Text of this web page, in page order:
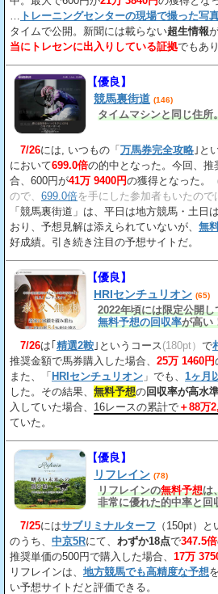
トレーニングセンターの現場で撮った写
タイムで公開。新聞には載らない超生情報
当にトレセンに出入りしている証拠でもあ
【優良】
競馬裏街道 (146)
タイムマシンと同じ住所
7/26には, いつもの「万馬券完全攻略 ｣と
において699.0倍の的中となった。今回、
合、600円が41万 9400円の獲得となった。
ので、 699.0倍を手にした参加者もいたので
「競馬裏街道」は、平日は地方競馬・土日
おり、予想見解は添えられていないが、 無
好成績。引き続き注目の予想サイトだ。
【優良】
HRIセンチュリオン (65)
2022年頃には限定公開
無料予想の回収率が高い
7/26は｢精選2鞍 ｣というコース (180pt） で
推奨金額で馬券購入した場合、 25万 1460円
また、「HRIセンチュリオン 」でも、 1ヶ月
した。その結果、 無料予想の回収率が高水
入していた場合、 16レースの累計で ＋88万
ていた。
【優良】
リフレイン (78)
リフレインの無料予想は
非常に優れた的中率と回
7/25にはサブリミナルターフ （150pt）
のうち、 中京5Rにて、 わずか18点で347.5倍
推奨単価の500円で購入した場合、 17万
リフレインは、 地方競馬でも高精度な予想
い予想サイトだと評価できる。